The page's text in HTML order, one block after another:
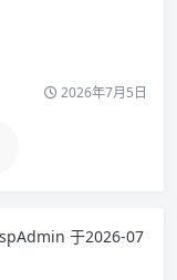
2026年7月5日
于2026-07